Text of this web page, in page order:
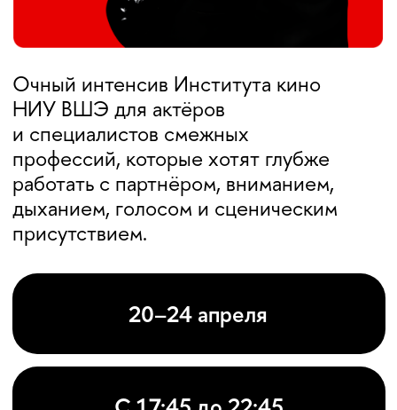
ПОДАТЬ ЗАЯВКУ
20–24 апреля
51 000 ₽
Москва, очно
С 17:45 до 22:45